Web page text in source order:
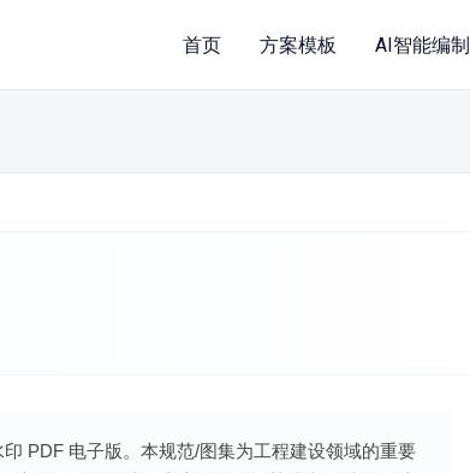
首页 方案模板 AI智能编制
PDF 电子版。本规范/图集为工程建设领域的重要